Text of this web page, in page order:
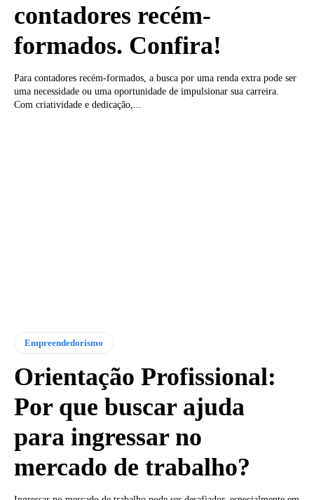
contadores recém-
formados. Confira!
Para contadores recém-formados, a busca por uma renda extra pode ser
uma necessidade ou uma oportunidade de impulsionar sua carreira.
Com criatividade e dedicação,...
Empreendedorismo
Orientação Profissional:
Por que buscar ajuda
para ingressar no
mercado de trabalho?